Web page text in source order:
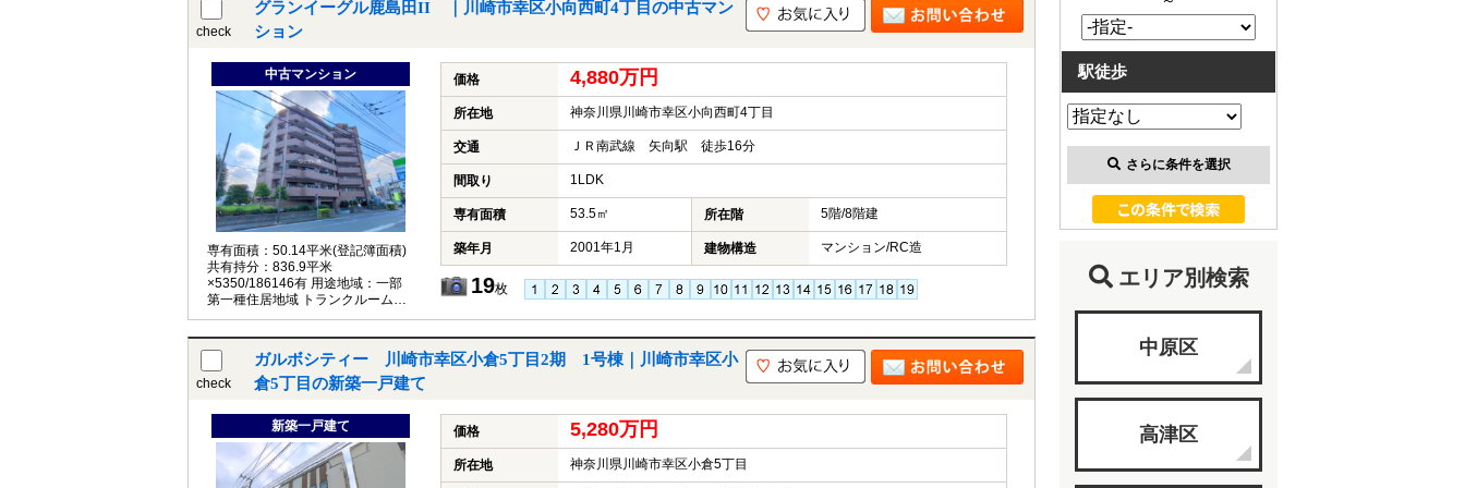
check
グランイーグル鹿島田II ｜川崎市幸区小向西町4丁目の中古マン
ション
中古マンション
専有面積：50.14平米(登記簿面積)
共有持分：836.9平米
×5350/186146有 用途地域：一部
第一種住居地域 トランクルーム：1
区画付(無償) 事務所利用不可 民泊
持ち込みを許される大きさの容器
(長さ70cm、たて、よこ、高さの合
計が90cm以内)に入る犬猫)
価格 4,880万円
所在地 神奈川県川崎市幸区小向西町4丁目
交通 ＪＲ南武線 矢向駅 徒歩16分
間取り 1LDK
専有面積 53.5㎡ 所在階 5階/8階建
築年月 2001年1月 建物構造 マンション/RC造
19枚
check
ガルボシティー 川崎市幸区小倉5丁目2期 1号棟｜川崎市幸区小
倉5丁目の新築一戸建て
新築一戸建て 価格 5,280万円
所在地 神奈川県川崎市幸区小倉5丁目
駅徒歩
さらに条件を選択
エリア別検索
中原区
高津区